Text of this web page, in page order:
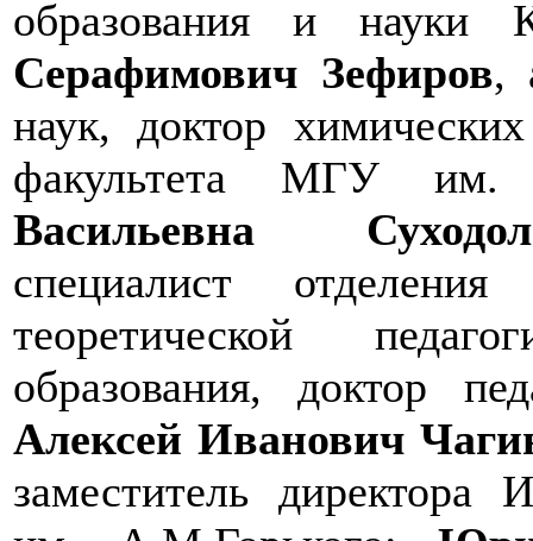
образования и науки
Серафимович Зефиров,
наук, доктор
факультета МГУ
Васильевна
специалист
теоретической
образования, доктор
Алексей Иванович
заместитель директора